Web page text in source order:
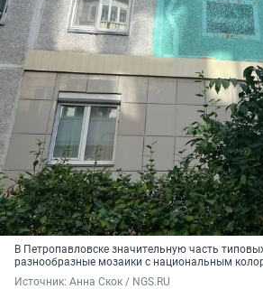
В Петропавловске значительную часть
разнообразные мозаики с национальным
Источник: Анна Скок / NGS.RU